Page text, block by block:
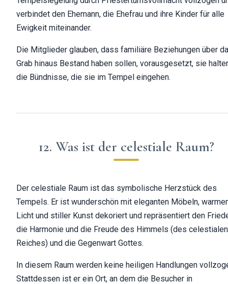
verbindet den Ehemann, die Ehefrau und ihre Kinder für alle
Ewigkeit miteinander.
Die Mitglieder glauben, dass familiäre Beziehungen über
Grab hinaus Bestand haben sollen, vorausgesetzt, sie
die Bündnisse, die sie im Tempel eingehen.
12. Was ist der celestiale Raum?
Der celestiale Raum ist das symbolische Herzstück des
Tempels. Er ist wunderschön mit eleganten Möbeln,
Licht und stiller Kunst dekoriert und repräsentiert den
die Harmonie und die Freude des Himmels (des celestialen
Reiches) und die Gegenwart Gottes.
In diesem Raum werden keine heiligen Handlungen
Stattdessen ist er ein Ort, an dem die Besucher in